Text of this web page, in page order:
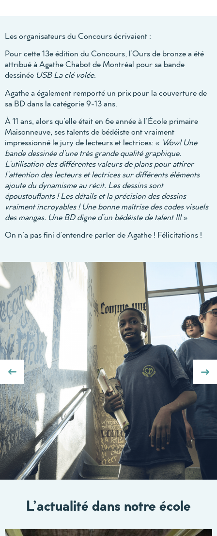
Les organisateurs du Concours écrivaient :
Pour cette 13e édition du Concours, l’Ours de bronze a été
attribué à Agathe Chabot de Montréal pour sa bande
dessinée USB La clé volée.
Agathe a également remporté un prix pour la couverture de
sa BD dans la catégorie 9-13 ans.
À 11 ans, alors qu’elle était en 6e année à l’École primaire
Maisonneuve, ses talents de bédéiste ont vraiment
impressionné le jury de lecteurs et lectrices: « Wow! Une
bande dessinée d’une très grande qualité graphique.
L’utilisation des différentes valeurs de plans pour attirer
l’attention des lecteurs et lectrices sur différents éléments
ajoute du dynamisme au récit. Les dessins sont
époustouflants ! Les détails et la précision des dessins
vraiment incroyables ! Une bonne maîtrise des codes visuels
des mangas. Une BD digne d’un bédéiste de talent !!!»
On n’a pas fini d’entendre parler de Agathe ! Félicitations !
L’actualité dans notre école